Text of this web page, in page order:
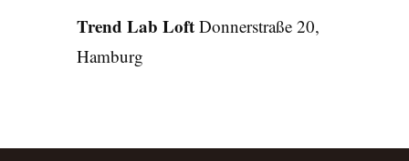
Trend Lab Loft Donnerstraße 20,
Hamburg